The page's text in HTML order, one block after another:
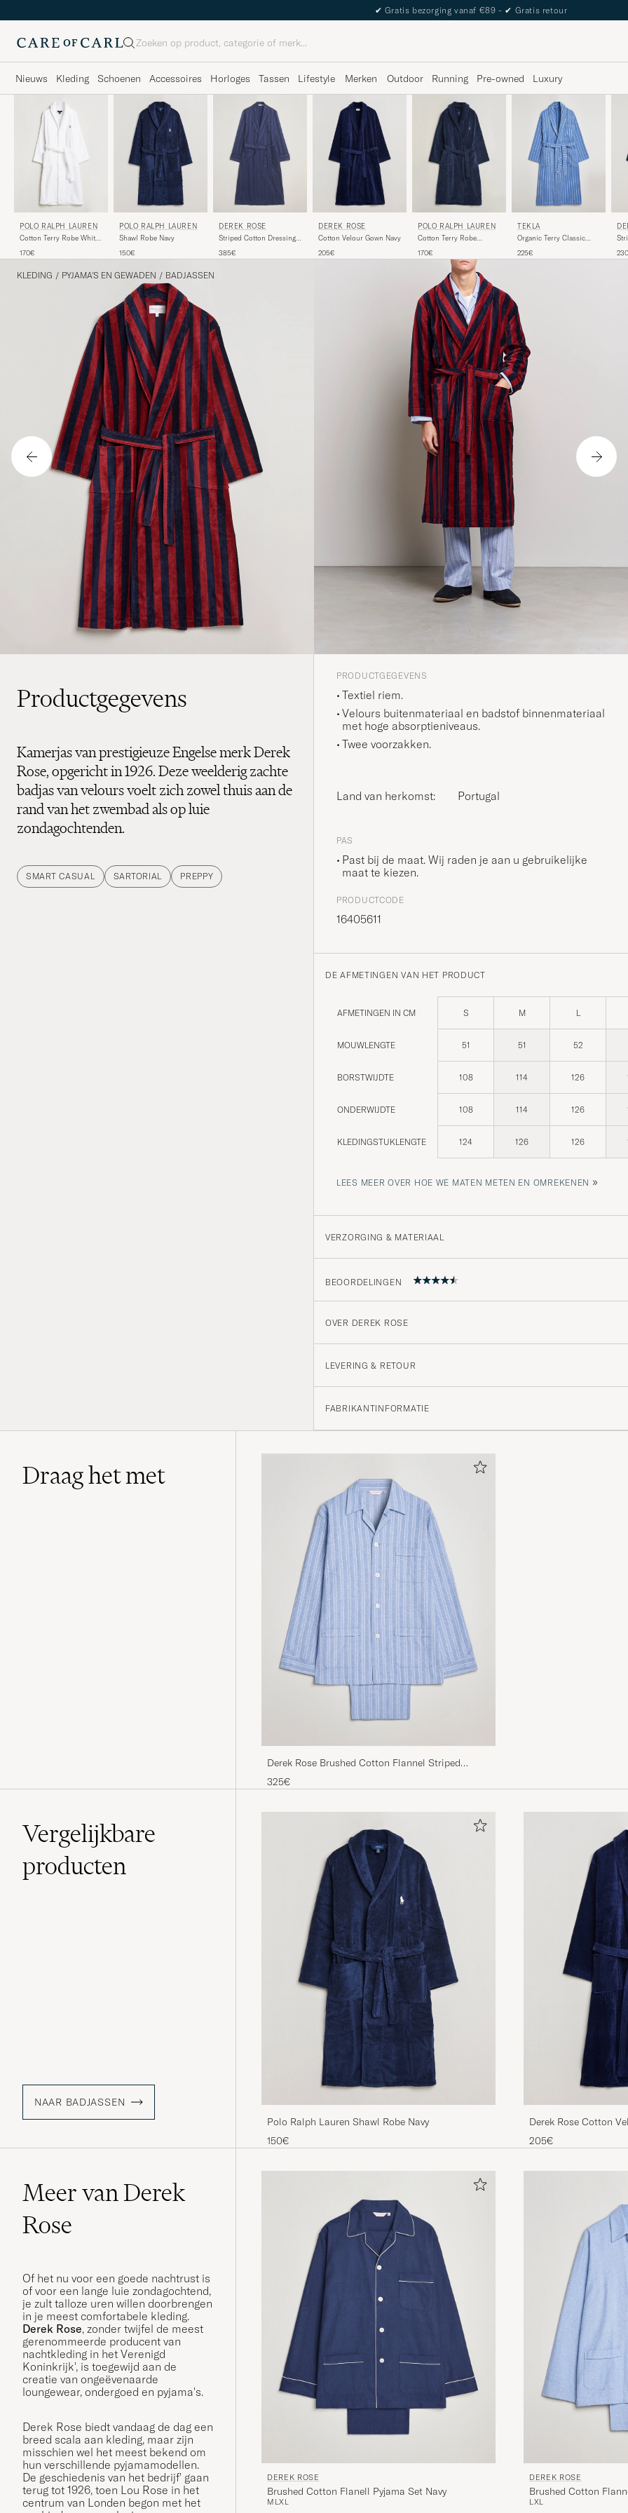
The Care of Carl Passport
Zoeken
Nieuws Kleding Schoenen Accessoires Horloges Tassen Lifestyle Merken Outdoor Running Pre-owned Luxury
POLO RALPH LAUREN
Cotton Terry Robe White
170€
POLO RALPH LAUREN
Shawl Robe Navy
150€
DEREK ROSE
Striped Cotton Dressing
385€
DEREK ROSE
Cotton Velour Gown Navy
205€
POLO RALPH LAUREN
Cotton Terry Robe
170€
TEKLA
Organic Terry Classic
225€
KLEDING / PYJAMA'S EN GEWADEN / BADJASSEN
Productgegevens
Kamerjas van prestigieuze Engelse merk Derek
Rose, opgericht in 1926. Deze weelderig zachte
badjas van velours voelt zich zowel thuis aan de
rand van het zwembad als op luie
zondagochtenden.
SMART CASUAL SARTORIAL PREPPY
PRODUCTGEGEVENS
Textiel riem.
Velours buitenmateriaal en badstof binnenmateriaal
met hoge absorptieniveaus.
Twee voorzakken.
Land van herkomst: Portugal
PAS
Past bij de maat. Wij raden je aan u gebruikelijke
maat te kiezen.
PRODUCTCODE
16405611
DE AFMETINGEN VAN HET PRODUCT
AFMETINGEN IN CM S M L
MOUWLENGTE 51 51 52
BORSTWIJDTE 108 114 126
ONDERWIJDTE 108 114 126
KLEDINGSTUKLENGTE 124 126 126
LEES MEER OVER HOE WE MATEN METEN EN OMREKENEN »
VERZORGING & MATERIAAL
BEOORDELINGEN
den också och det är inte oviktigt. Tack Det gör vi om
JAN J GEKOCHT OP OP CAREOFCARL.SE
men skulle nästan valt XL (stor!)
THOMAS B
Utrolig god og myk kvalitet. Gikk ned en størrelse da
i størrelse.
KIM A GEKOCHT OP OP CAREOFCARL.NO
OVER DEREK ROSE
LEVERING & RETOUR
FABRIKANTINFORMATIE
Draag het met
Derek Rose Brushed Cotton Flannel Striped
Pyjama Set Blue
325€
Vergelijkbare
producten
NAAR BADJASSEN
Polo Ralph Lauren Shawl Robe Navy
150€
Derek Rose Cotton
205€
Meer van Derek
Rose
Of het nu voor een goede nachtrust is
of voor een lange luie zondagochtend,
je zult talloze uren willen doorbrengen
in je meest comfortabele kleding.
Derek Rose, zonder twijfel de meest
gerenommeerde producent van
nachtkleding in het Verenigd
Koninkrijk', is toegewijd aan de
creatie van ongeëvenaarde
loungewear, ondergoed en pyjama's.
Derek Rose biedt vandaag de dag een
breed scala aan kleding, maar zijn
misschien wel het meest bekend om
hun verschillende pyjamamodellen.
De geschiedenis van het bedrijf' gaan
terug tot 1926, toen Lou Rose in het
centrum van Londen begon met het
DEREK ROSE
Brushed Cotton Flanell Pyjama Set Navy
M LXL
DEREK ROSE
Brushed Cotton
Blue
LXL